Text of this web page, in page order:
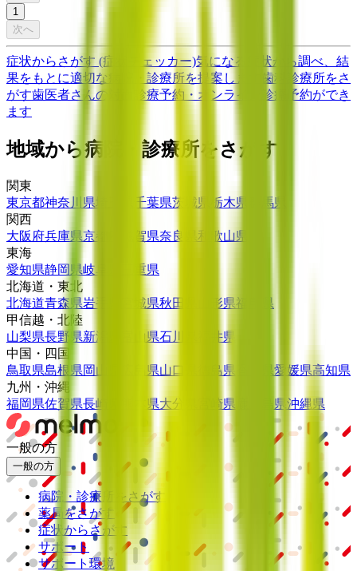
1
次へ
症状からさがす (症状チェッカー)気になる症状から調べ、結
果をもとに適切な病院・診療所を提案します
歯科診療所をさ
がす歯医者さんの対面診療予約・オンライン診療予約ができ
ます
地域から病院・診療所をさがす
関東
東京都神奈川県埼玉県 千葉県茨城県 栃木県
群馬県
関西
大阪府兵庫県京都府 滋賀県奈良県 和歌山県
東海
愛知県静岡県岐阜県
三重県
北海道・東北
北海道青森県岩手県 宮城県秋田県 山形県福島県
甲信越・北陸
山梨県長野県新潟県 富山県石川県
福井県
中国・四国
鳥取県島根県岡山県 広島県山口県 徳島県 愛媛県高知県
九州・沖縄
福岡県佐賀県長崎県 熊本県大分県 宮崎県 鹿児島県 沖縄県
一般の方
一般の方
病院・診療所をさがす
薬局をさがす
症状からさがす
サポート
サポート環境